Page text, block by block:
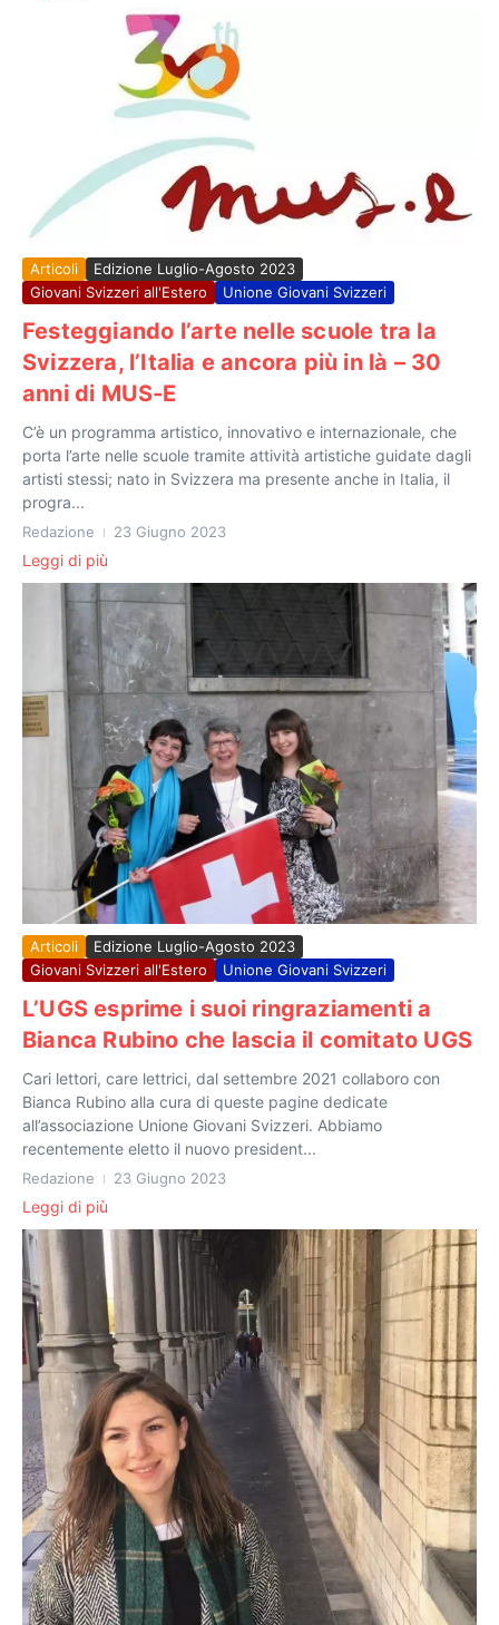
Articoli
Edizione Luglio-Agosto 2023
Giovani Svizzeri all'Estero
Unione Giovani Svizzeri
Festeggiando l’arte nelle scuole tra la
Svizzera, l’Italia e ancora più in là – 30
anni di MUS-E
C’è un programma artistico, innovativo e internazionale, che
porta l’arte nelle scuole tramite attività artistiche guidate dagli
artisti stessi; nato in Svizzera ma presente anche in Italia, il
progra...
Redazione 23 Giugno 2023
Leggi di più
Articoli
Edizione Luglio-Agosto 2023
Giovani Svizzeri all'Estero
Unione Giovani Svizzeri
L’UGS esprime i suoi ringraziamenti a
Bianca Rubino che lascia il comitato UGS
Cari lettori, care lettrici, dal settembre 2021 collaboro con
Bianca Rubino alla cura di queste pagine dedicate
all’associazione Unione Giovani Svizzeri. Abbiamo
recentemente eletto il nuovo president...
Redazione 23 Giugno 2023
Leggi di più